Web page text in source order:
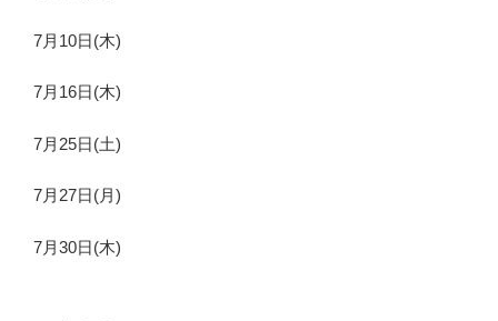
7月10日(木)
7月16日(木)
7月25日(土)
7月27日(月)
7月30日(木)